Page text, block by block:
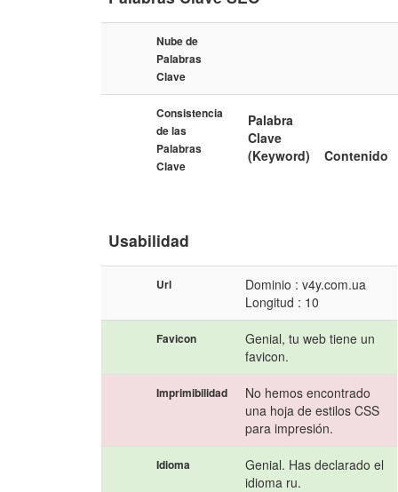
Nube de
Palabras
Clave
Consistencia
de las
Palabras
Clave
Palabra
Clave
(Keyword)
Contenido
Usabilidad
Url
Dominio : v4y.com.ua
Longitud : 10
Favicon
Genial, tu web tiene un
favicon.
Imprimibilidad
No hemos encontrado
una hoja de estilos CSS
para impresión.
Idioma
Genial. Has declarado el
idioma ru.